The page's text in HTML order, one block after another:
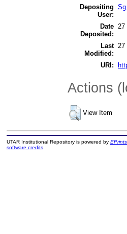
Depositing
User:
Date
Deposited:
27
Last
Modified:
27
URI:
Actions
View Item
UTAR Institutional Repository is powered by
software credits.